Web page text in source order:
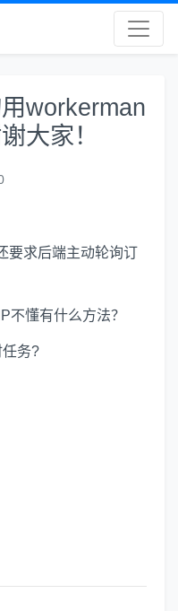
workerman
大家！
要求后端主动轮询订
不懂有什么方法？
务?